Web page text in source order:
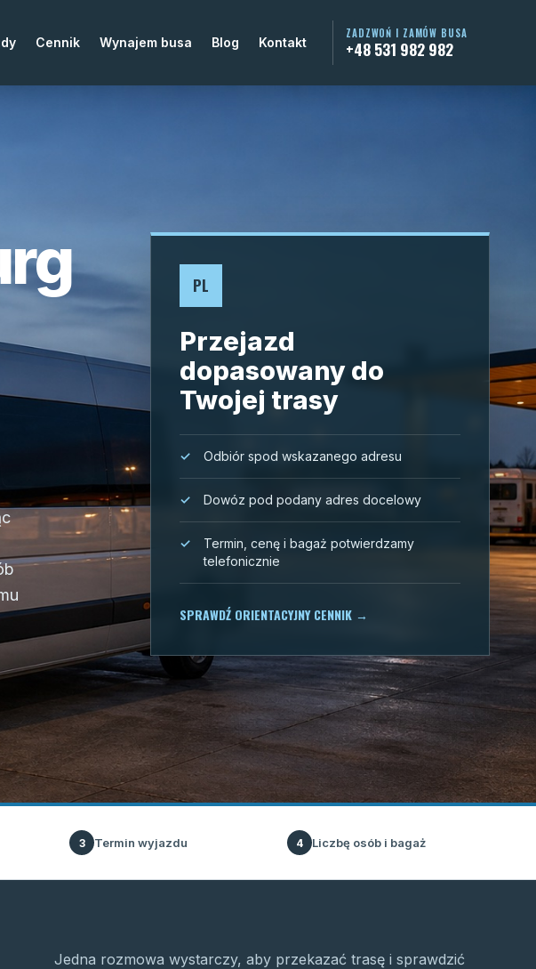
Cennik Wynajem busa Blog Kontakt
ZADZWOŃ I ZAMÓW BUSA
+48 531 982 982
PL
Przejazd
dopasowany do
Twojej trasy
Odbiór spod wskazanego adresu
Dowóz pod podany adres docelowy
Termin, cenę i bagaż potwierdzamy
telefonicznie
SPRAWDŹ ORIENTACYJNY CENNIK →
3 Termin wyjazdu 4 Liczbę osób i bagaż
Jedna rozmowa wystarczy, aby przekazać trasę i sprawdzić